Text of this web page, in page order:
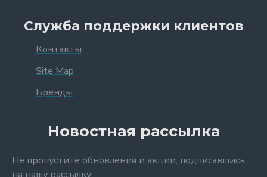
Служба поддержки клиентов
Контакты
Site Map
Бренды
Новостная рассылка
Не пропустите обновления и акции, подписавшись